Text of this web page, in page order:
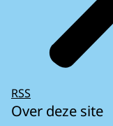
RSS
Over deze site